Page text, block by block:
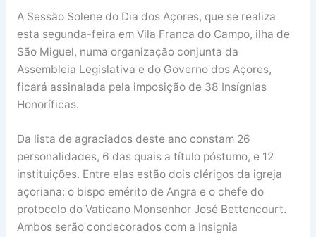
A Sessão Solene do Dia dos Açores, que se realiza
esta segunda-feira em Vila Franca do Campo, ilha de
São Miguel, numa organização conjunta da
Assembleia Legislativa e do Governo dos Açores,
ficará assinalada pela imposição de 38 Insígnias
Honoríficas.
Da lista de agraciados deste ano constam 26
personalidades, 6 das quais a título póstumo, e 12
instituições. Entre elas estão dois clérigos da igreja
açoriana: o bispo emérito de Angra e o chefe do
protocolo do Vaticano Monsenhor José Bettencourt.
Ambos serão condecorados com a Insignia